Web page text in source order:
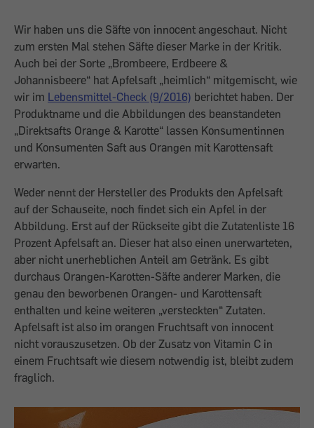
Wir haben uns die Säfte von innocent angeschaut. Nicht
zum ersten Mal stehen Säfte dieser Marke in der Kritik.
Auch bei der Sorte „Brombeere, Erdbeere &
Johannisbeere“ hat Apfelsaft „heimlich“ mitgemischt, wie
wir im Lebensmittel-Check (9/2016) berichtet haben. Der
Produktname und die Abbildungen des beanstandeten
„Direktsafts Orange & Karotte“ lassen Konsumentinnen
und Konsumenten Saft aus Orangen mit Karottensaft
erwarten.
Weder nennt der Hersteller des Produkts den Apfelsaft
auf der Schauseite, noch findet sich ein Apfel in der
Abbildung. Erst auf der Rückseite gibt die Zutatenliste 16
Prozent Apfelsaft an. Dieser hat also einen unerwarteten,
aber nicht unerheblichen Anteil am Getränk. Es gibt
durchaus Orangen-Karotten-Säfte anderer Marken, die
genau den beworbenen Orangen- und Karottensaft
enthalten und keine weiteren „versteckten“ Zutaten.
Apfelsaft ist also im orangen Fruchtsaft von innocent
nicht vorauszusetzen. Ob der Zusatz von Vitamin C in
einem Fruchtsaft wie diesem notwendig ist, bleibt zudem
fraglich.